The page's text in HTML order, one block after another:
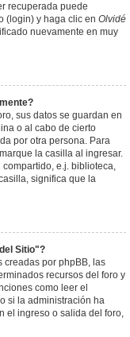
recuperada puede
(login) y haga clic en Olvidé
nuevamente en muy
sus datos se guardan en
o al cabo de cierto
por otra persona. Para
la casilla al ingresar.
e.j. biblioteca,
significa que la
Sitio"?
creadas por phpBB, las
recursos del foro y
como leer el
si la administración ha
el ingreso o salida del foro,